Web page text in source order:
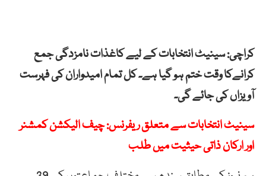
کراچی: سینیٹ انتخابات کے لیے کاغذات نامزدگی جمع
کرانےکا وقت ختم ہو گیا ہے۔ کل تمام امیدواران کی فہرست
آویزاں کی جائے گی۔
سینیٹ انتخابات سے متعلق ریفرنس: چیف الیکشن کمشنر
اور ارکان ذاتی حیثیت میں طلب